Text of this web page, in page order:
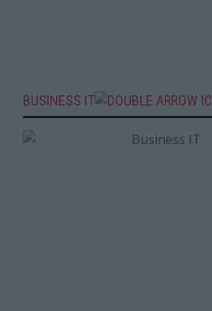
BUSINESS IT